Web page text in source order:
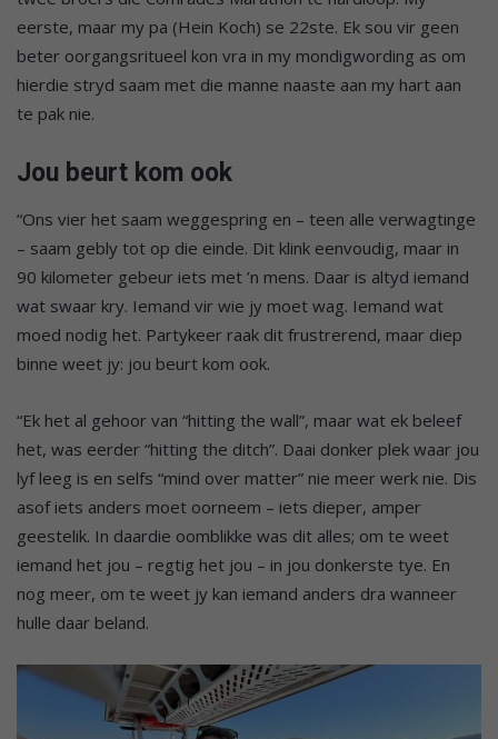
eerste, maar my pa (Hein Koch) se 22ste. Ek sou vir geen
beter oorgangsritueel kon vra in my mondigwording as om
hierdie stryd saam met die manne naaste aan my hart aan
te pak nie.
Jou beurt kom ook
“Ons vier het saam weggespring en – teen alle verwagtinge
– saam gebly tot op die einde. Dit klink eenvoudig, maar in
90 kilometer gebeur iets met ’n mens. Daar is altyd iemand
wat swaar kry. Iemand vir wie jy moet wag. Iemand wat
moed nodig het. Partykeer raak dit frustrerend, maar diep
binne weet jy: jou beurt kom ook.
“Ek het al gehoor van “hitting the wall”, maar wat ek beleef
het, was eerder “hitting the ditch”. Daai donker plek waar jou
lyf leeg is en selfs “mind over matter” nie meer werk nie. Dis
asof iets anders moet oorneem – iets dieper, amper
geestelik. In daardie oomblikke was dit alles; om te weet
iemand het jou – regtig het jou – in jou donkerste tye. En
nog meer, om te weet jy kan iemand anders dra wanneer
hulle daar beland.